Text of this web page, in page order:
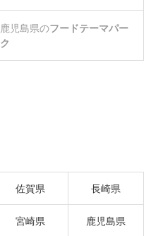
鹿児島県のフードテーマパー
ク
佐賀県 長崎県
宮崎県 鹿児島県